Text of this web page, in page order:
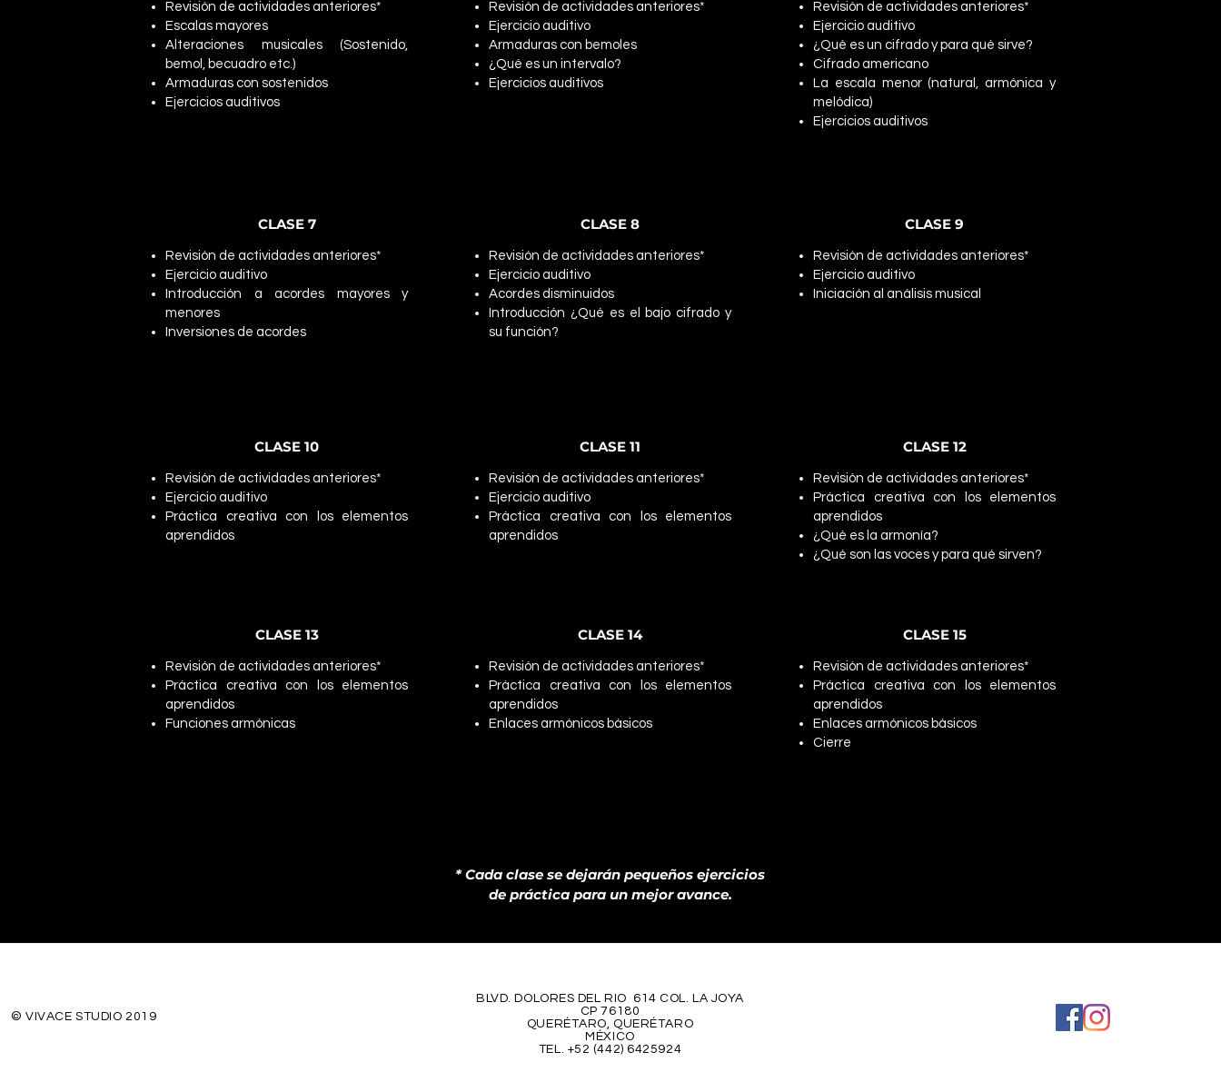
Revisión de actividades anteriores*
Escalas mayores
Alteraciones musicales (Sostenido,
bemol, becuadro etc.)
Armaduras con sostenidos
Ejercicios auditivos
Revisión de actividades anteriores*
Ejercicio auditivo
Armaduras con bemoles
¿Qué es un intervalo?
Ejercicios auditivos
Revisión de actividades anteriores*
Ejercicio auditivo
¿Qué es un cifrado y para qué sirve?
Cifrado americano
La escala menor (natural, armónica y
melódica)
Ejercicios auditivos
CLASE 7
Revisión de actividades anteriores*
Ejercicio auditivo
Introducción a acordes mayores y
menores
Inversiones de acordes
CLASE 8
Revisión de actividades anteriores*
Ejercicio auditivo
Acordes disminuidos
Introducción ¿Qué es el bajo cifrado y
su función?
CLASE 9
Revisión de actividades anteriores*
Ejercicio auditivo
Iniciación al análisis musical
CLASE 10
Revisión de actividades anteriores*
Ejercicio auditivo
Práctica creativa con los elementos
aprendidos
CLASE 13
Revisión de actividades anteriores*
Práctica creativa con los elementos
aprendidos
Funciones armónicas
CLASE 11
Revisión de actividades anteriores*
Ejercicio auditivo
Práctica creativa con los elementos
aprendidos
CLASE 14
Revisión de actividades anteriores*
Práctica creativa con los elementos
aprendidos
Enlaces armónicos básicos
CLASE 12
Revisión de actividades anteriores*
Práctica creativa con los elementos
aprendidos
¿Qué es la armonía?
¿Qué son las voces y para qué sirven?
CLASE 15
Revisión de actividades anteriores*
Práctica creativa con los elementos
aprendidos
Enlaces armónicos básicos
Cierre
* Cada clase se dejarán pequeños ejercicios
de práctica para un mejor avance.
BLVD. DOLORES DEL RIO 614 COL. LA JOYA
CP 76180
QUERÉTARO, QUERÉTARO
MÉXICO
TEL. +52 (442) 6425924
© VIVACE STUDIO 2019